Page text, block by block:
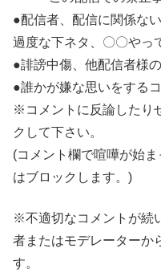
●配信者、配信に関係な
過度な下ネタ、〇〇やっ
●誹謗中傷、他配信者様
●誰かが嫌な思いをする
※コメントに反論したり
クして下さい。
(コメント欄で喧嘩が始
はブロックします。)
※不適切なコメントが続
者またはモデレーターか
す。